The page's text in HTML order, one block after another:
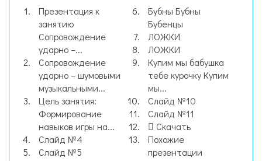
Презентация к
занятию
Сопровождение
ударно –...
Сопровождение
ударно – шумовыми
музыкальными...
Цель занятия:
Формирование
навыков игры на...
Слайд №4
Слайд №5
Бубны Бубны
Бубенцы
ЛОЖКИ
ЛОЖКИ
Купим мы бабушка
тебе курочку Купим
мы...
Слайд №10
Слайд №11
Скачать
Похожие
презентации